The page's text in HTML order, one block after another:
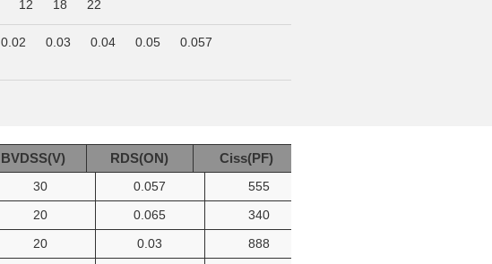
12 18 22
0.02 0.03 0.04 0.05
0.057
BVDSS(V) RDS(ON) Ciss(PF)
30 0.057 555
20 0.065 340
20 0.03 888